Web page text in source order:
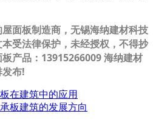
面板制造商，无锡海纳建材科技
受法律保护，未经授权，不得抄
产品：13915266009 海纳建材
布!
在建筑中的应用
板建筑的发展方向